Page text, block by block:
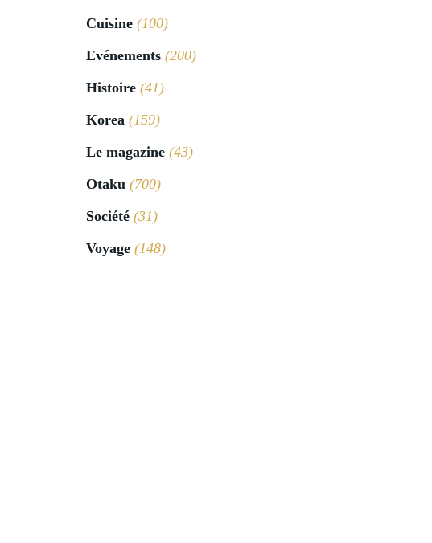
Cuisine (100)
Evénements (200)
Histoire (41)
Korea (159)
Le magazine (43)
Otaku (700)
Société (31)
Voyage (148)